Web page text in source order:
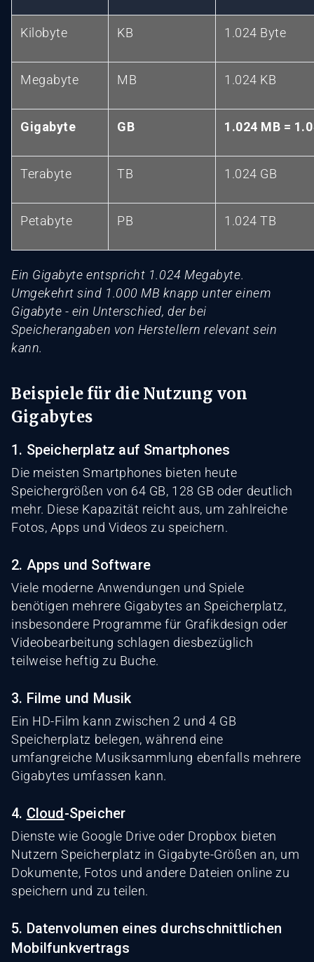
Kilobyte KB 1.024 Byte
Megabyte MB 1.024 KB
Gigabyte GB 1.024 MB =
Terabyte TB 1.024 GB
Petabyte PB 1.024 TB
Ein Gigabyte entspricht 1.024 Megabyte.
Umgekehrt sind 1.000 MB knapp unter einem
Gigabyte - ein Unterschied, der bei
Speicherangaben von Herstellern relevant sein
kann.
Beispiele für die Nutzung von
Gigabytes
1. Speicherplatz auf Smartphones
Die meisten Smartphones bieten heute
Speichergrößen von 64 GB, 128 GB oder deutlich
mehr. Diese Kapazität reicht aus, um zahlreiche
Fotos, Apps und Videos zu speichern.
2. Apps und Software
Viele moderne Anwendungen und Spiele
benötigen mehrere Gigabytes an Speicherplatz,
insbesondere Programme für Grafikdesign oder
Videobearbeitung schlagen diesbezüglich
teilweise heftig zu Buche.
3. Filme und Musik
Ein HD-Film kann zwischen 2 und 4 GB
Speicherplatz belegen, während eine
umfangreiche Musiksammlung ebenfalls mehrere
Gigabytes umfassen kann.
4. Cloud-Speicher
Dienste wie Google Drive oder Dropbox bieten
Nutzern Speicherplatz in Gigabyte-Größen an, um
Dokumente, Fotos und andere Dateien online zu
speichern und zu teilen.
5. Datenvolumen eines durchschnittlichen
Mobilfunkvertrags